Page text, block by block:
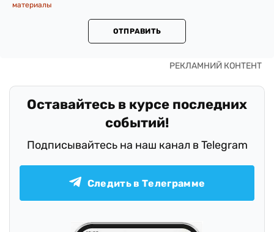
материалы
ОТПРАВИТЬ
Оставайтесь в курсе последних
событий!
Подписывайтесь на наш канал в Telegram
Следить в Телеграмме